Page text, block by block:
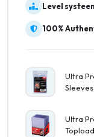
Level
100%
Ultra
Ultra